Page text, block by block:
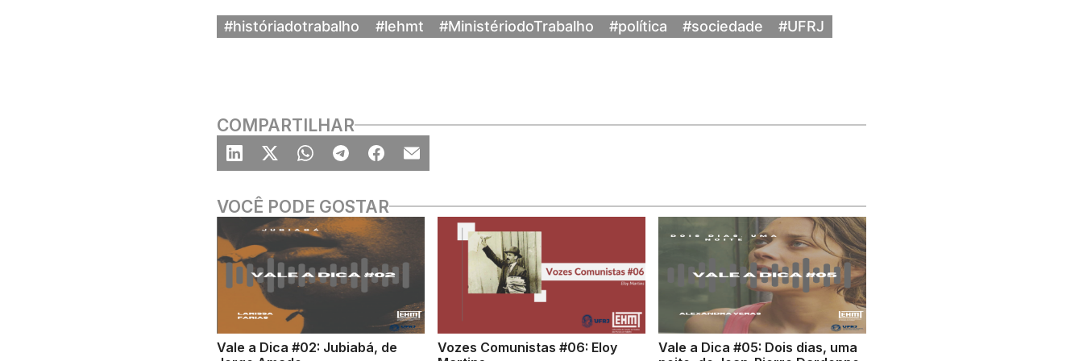
#históriadotrabalho #lehmt #MinistériodoTrabalho #política #sociedade #UFRJ
COMPARTILHAR
VOCÊ PODE GOSTAR
Vale a Dica #02: Jubiabá, de
Vozes Comunistas #06: Eloy
Vale a Dica #05: Dois dias, uma